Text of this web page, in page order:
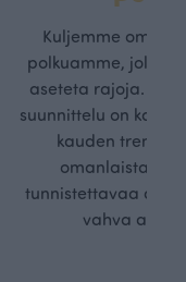
Kuljemme omaa,
polkuamme, jolla
aseteta rajoja.
suunnittelu on
kauden
omanlaista,
tunnistettavaa
vahva